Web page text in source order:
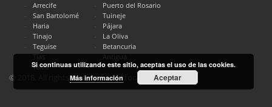
Arrecife
San Bartolomé
Haria
Tinajo
Teguise
Tías
Yaiza
Puerto del Rosario
Tuineje
Pájara
La Oliva
Betancuria
Antigua
© 2018. All rights reserved. Directocanarias.com
Si continuas utilizando este sitio, aceptas el uso de las cookies.
Más información
Aceptar